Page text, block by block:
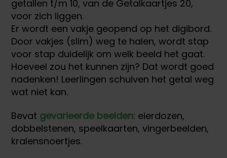
getallen t/m 10, van de Getalkaartjes 20,
voor zich liggen.
Er wordt een vakje geopend op het digibord.
Door vakjes (slim) weg te halen, wordt stap
voor stap duidelijk om welk beeld het gaat.
Hoeveel zou het kunnen zijn? Dat wordt goed
nadenken! Leerlingen schuiven het getal weg
wat niet kan.
Bevat gevarieerde beelden: eierdozen,
dobbelstenen, speelkaarten, vingerbeelden,
kralensnoertjes.